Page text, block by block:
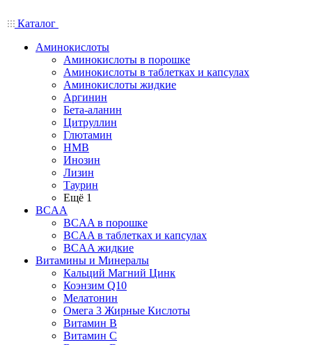
Каталог
Аминокислоты
Аминокислоты в порошке
Аминокислоты в таблетках и капсулах
Аминокислоты жидкие
Аргинин
Бета-аланин
Цитруллин
Глютамин
HMB
Инозин
Лизин
Таурин
Ещё 1
BCAA
BCAA в порошке
BCAA в таблетках и капсулах
BCAA жидкие
Витамины и Минералы
Кальций Магний Цинк
Коэнзим Q10
Мелатонин
Омега 3 Жирные Кислоты
Витамин B
Витамин C